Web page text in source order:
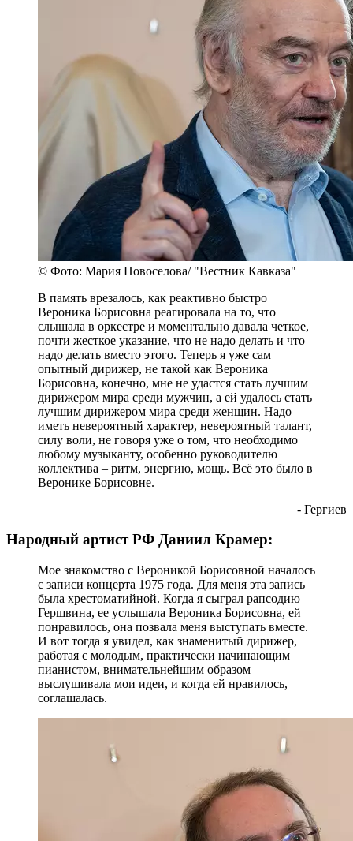
© Фото: Мария Новоселова/ "Вестник Кавказа"
В память врезалось, как реактивно быстро
Вероника Борисовна реагировала на то, что
слышала в оркестре и моментально давала четкое,
почти жесткое указание, что не надо делать и что
надо делать вместо этого. Теперь я уже сам
опытный дирижер, не такой как Вероника
Борисовна, конечно, мне не удастся стать лучшим
дирижером мира среди мужчин, а ей удалось стать
лучшим дирижером мира среди женщин. Надо
иметь невероятный характер, невероятный талант,
силу воли, не говоря уже о том, что необходимо
любому музыканту, особенно руководителю
коллектива – ритм, энергию, мощь. Всё это было в
Веронике Борисовне.
- Гергиев
Народный артист РФ Даниил Крамер:
Мое знакомство с Вероникой Борисовной началось
с записи концерта 1975 года. Для меня эта запись
была хрестоматийной. Когда я сыграл рапсодию
Гершвина, ее услышала Вероника Борисовна, ей
понравилось, она позвала меня выступать вместе.
И вот тогда я увидел, как знаменитый дирижер,
работая с молодым, практически начинающим
пианистом, внимательнейшим образом
выслушивала мои идеи, и когда ей нравилось,
соглашалась.